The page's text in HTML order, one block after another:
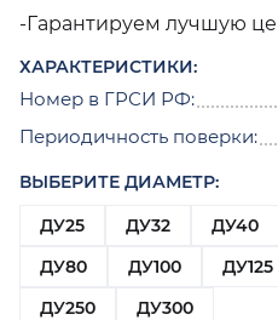
-Гарантируем лучшую
ХАРАКТЕРИСТИКИ:
Номер в ГРСИ РФ:
Периодичность поверки:
ВЫБЕРИТЕ ДИАМЕТР:
ДУ25
ДУ32 ДУ40
ДУ80
ДУ100 ДУ125
ДУ250
ДУ300